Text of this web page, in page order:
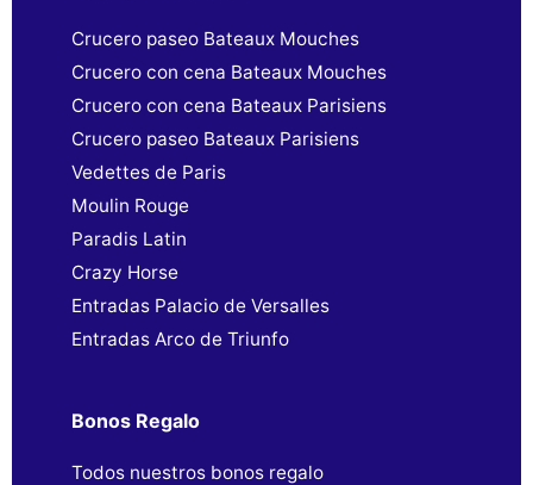
Crucero paseo Bateaux Mouches
Crucero con cena Bateaux Mouches
Crucero con cena Bateaux Parisiens
Crucero paseo Bateaux Parisiens
Vedettes de Paris
Moulin Rouge
Paradis Latin
Crazy Horse
Entradas Palacio de Versalles
Entradas Arco de Triunfo
Bonos Regalo
Todos nuestros bonos regalo